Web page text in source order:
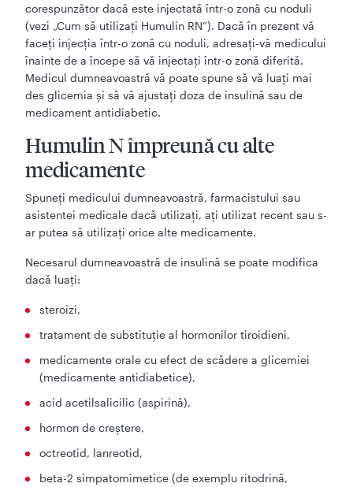
corespunzător dacă este injectată într-o zonă cu noduli
(vezi „Cum să utilizați Humulin RN”). Dacă în prezent vă
faceți injecția într-o zonă cu noduli, adresați-vă medicului
înainte de a începe să vă injectați într-o zonă diferită.
Medicul dumneavoastră vă poate spune să vă luați mai
des glicemia și să vă ajustați doza de insulină sau de
medicament antidiabetic.
Humulin N împreună cu alte
medicamente
Spuneți medicului dumneavoastră, farmacistului sau
asistentei medicale dacă utilizați, ați utilizat recent sau s-
ar putea să utilizați orice alte medicamente.
Necesarul dumneavoastră de insulină se poate modifica
dacă luaţi:
steroizi,
tratament de substituție al hormonilor tiroidieni,
medicamente orale cu efect de scădere a glicemiei
(medicamente antidiabetice),
acid acetilsalicilic (aspirină),
hormon de creştere,
octreotid, lanreotid,
beta-2 simpatomimetice (de exemplu ritodrină,